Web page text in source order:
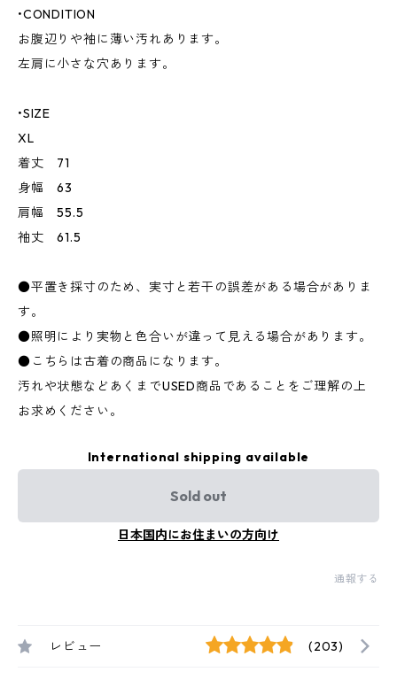
•CONDITION
お腹辺りや袖に薄い汚れあります。
左肩に小さな穴あります。
•SIZE
XL
着丈 71
身幅 63
肩幅 55.5
袖丈 61.5
●平置き採寸のため、実寸と若干の誤差がある場合がありま
す。
●照明により実物と色合いが違って見える場合があります。
●こちらは古着の商品になります。
汚れや状態などあくまでUSED商品であることをご理解の上
お求めください。
International shipping available
Sold out
日本国内にお住まいの方向け
通報する
レビュー (203)